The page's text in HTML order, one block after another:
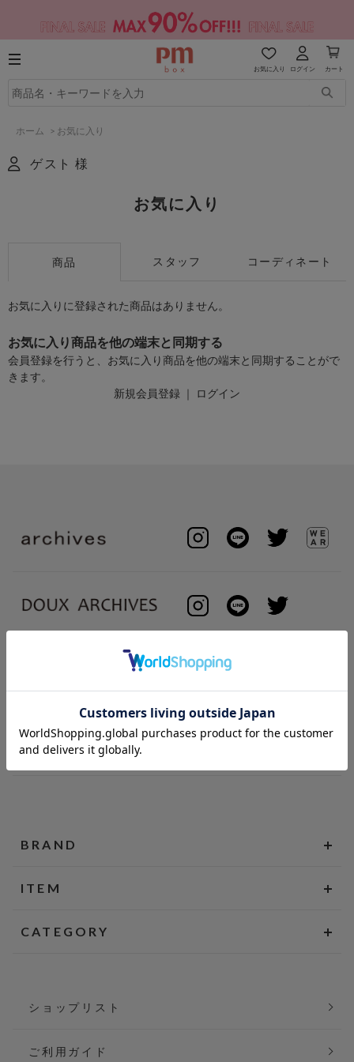
お気に入り ログイン カート
ホーム > お気に入り
ゲスト 様
お気に入り
商品 スタッフ コーディネート
お気に入りに登録された商品はありません。
お気に入り商品を他の端末と同期する
会員登録を行うと、お気に入り商品を他の端末と同期することがで
きます。
新規会員登録 ｜ ログイン
BRAND
ITEM
CATEGORY
ショップリスト
ご利用ガイド